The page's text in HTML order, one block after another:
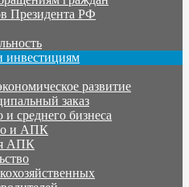
Президента РФ
инвестициям
развитие
заказ
среднего бизнеса
и АПК
АПК